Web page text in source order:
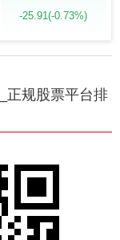
-25.91(-0.73%)
正规股票平台排